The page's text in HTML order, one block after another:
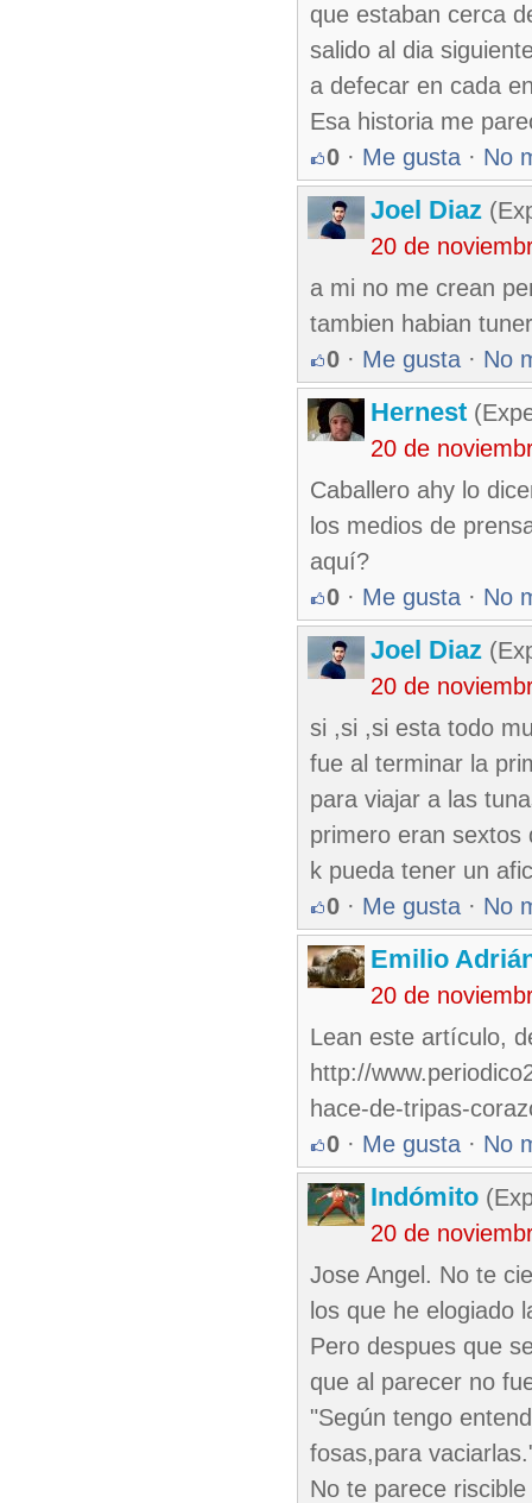
que estaban cerca
salido al dia
a defecar en cada
Esa historia me
0 · Me gusta · No
Joel Diaz
20 de
a mi no me crean
tambien habian
0 · Me gusta · No
Hernest
20 de
Caballero ahy lo
los medios de
aquí?
0 · Me gusta · No
Joel Diaz
20 de
si ,si ,si esta todo
fue al terminar la
para viajar a las
primero eran sextos
k pueda tener un
0 · Me gusta · No
Emilio
20 de
Lean este artículo,
http://
hace-de-tripas-
0 · Me gusta · No
Indómito
20 de
Jose Angel. No te
los que he elogiado
Pero despues que
que al parecer no
"Según tengo
fosas,para
No te parece